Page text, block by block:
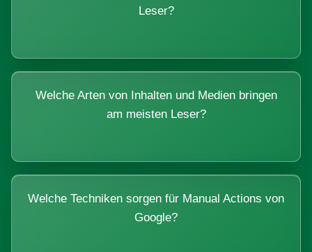
Leser?
Welche Arten von Inhalten und Medien bringen
am meisten Leser?
Welche Techniken sorgen für Manual Actions von
Google?